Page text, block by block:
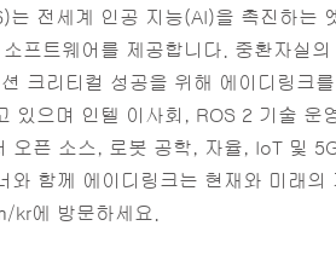
는 전세계 인공 지능(AI)을 촉진하는
프트웨어를 제공합니다. 중환자실
크리티컬 성공을 위해 에이디링크
있으며 인텔 이사회, ROS 2 기술 운
오픈 소스, 로봇 공학, 자율, IoT 및
와 함께 에이디링크는 현재와 미래의
/kr에 방문하세요.